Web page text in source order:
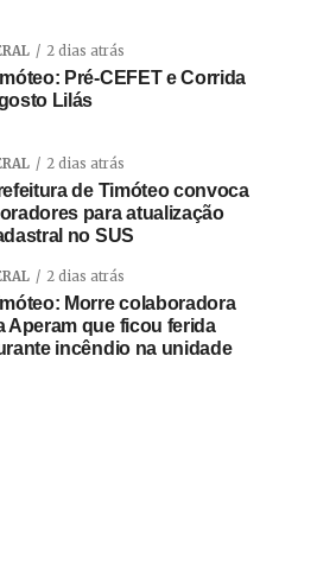
2 dias atrás
Pré-CEFET e Corrida
Lilás
2 dias atrás
de Timóteo convoca
para atualização
no SUS
2 dias atrás
Morre colaboradora
Aperam que ficou ferida
incêndio na unidade